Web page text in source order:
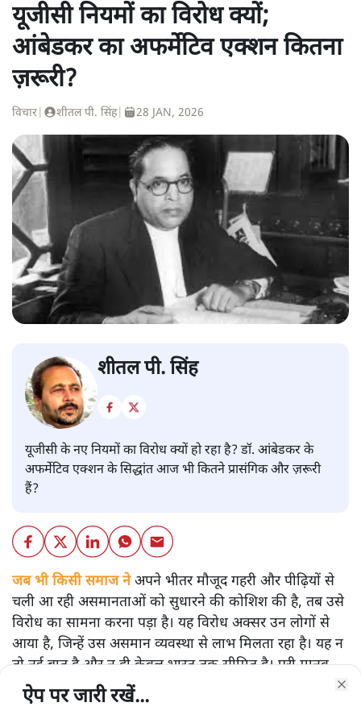
यूजीसी नियमों का विरोध क्यों;
आंबेडकर का अफर्मेटिव एक्शन कितना
ज़रूरी?
विचार शीतल पी. सिंह| 28 JAN, 2026
शीतल पी. सिंह
यूजीसी के नए नियमों का विरोध क्यों हो रहा है? डॉ. आंबेडकर के
अफर्मेटिव एक्शन के सिद्धांत आज भी कितने प्रासंगिक और ज़रूरी
हैं?
जब भी किसी समाज नेअपने भीतर मौजूद गहरी और पीढ़ियों से
चली आ रही असमानताओं को सुधारने की कोशिश की है, तब उसे
विरोध का सामना करना पड़ा है। यह विरोध अक्सर उन लोगों से
आया है, जिन्हें उस असमान व्यवस्था से लाभ मिलता रहा है। यह न
तो नई बात है और न ही केवल भारत तक सीमित है। पूरी मानव
सभ्यता के अनुभव बताते हैं कि अफर्मेटिव एक्शन यानी
‘सकारात्मक भेदभाव’ जैसे कदम हर समाज में ज़रूरी भी रहे हैं
ऐप पर जारी रखें...
ऐप पर जारी रखें...
ऐप पर जारी रखें...
ऐप पर जारी रखें...
ऐप पर जारी रखें...
ऐप पर जारी रखें...
ऐप पर जारी रखें...